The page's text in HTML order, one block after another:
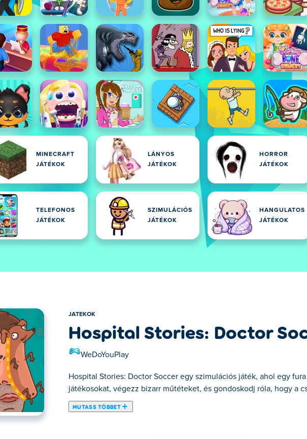
MINECRAFT
JÁTÉKOK
LÁNYOS
JÁTÉKOK
HORROR
JÁTÉKOK
TELEFONOS
JÁTÉKOK
SZIMULÁCIÓS
JÁTÉKOK
HANGULATOS
JÁTÉKOK
JATEKOK
Hospital Stories: Doctor
WeDoYouPlay
Hospital Stories: Doctor Soccer egy szimulációs játék, ahol egy
játékosokat, végezz bizarr műtéteket, és gondoskodj róla, hogy a
MUTASS TÖBBET
Hospital Stories: Doctor Soccer. A Hospital Stories: Doctor Soccer a